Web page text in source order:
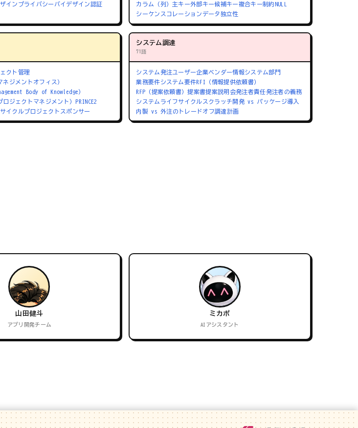
イン プライバシーバイデザイン認証
カラム（列）主キー外部キー候補キー複合キー制約NULL
シーケンス コレーションデータ独立性
クト管理
ネジメントオフィス）
Body of Knowledge）
ロジェクトマネジメント）PRINCE2
イクルプロジェクトスポンサー
システム調達
71語
システム発注ユーザー企業ベンダー情報システム部門
業務要件システム要件RFI（情報提供依頼書）
RFP（提案依頼書）提案書提案説明会発注者責任発注者の義務
システムライフサイクル スクラッチ開発 vs パッケージ導入
内製 vs 外注のトレードオフ調達計画
山田健斗
アプリ開発チーム
ミカポ
AIアシスタント